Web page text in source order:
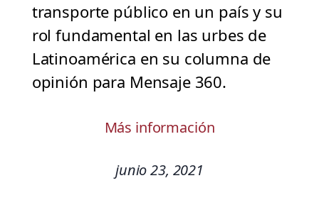
transporte público en un país y su
rol fundamental en las urbes de
Latinoamérica en su columna de
opinión para Mensaje 360.
Más información
junio 23, 2021